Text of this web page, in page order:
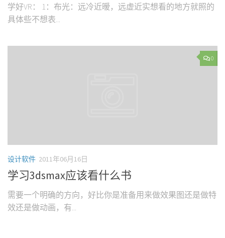
学好VR： 1：布光：远冷近暧，远虚近实想看的地方就照的
具体些不想表...
0
设计软件 2011年06月16日
学习3dsmax应该看什么书
需要一个明确的方向，好比你是准备用来做效果图还是做特
效还是做动画，有...